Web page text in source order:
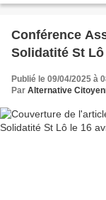
Conférence
Solidatité St
Publié le 09/04/2025 à
Par Alternative